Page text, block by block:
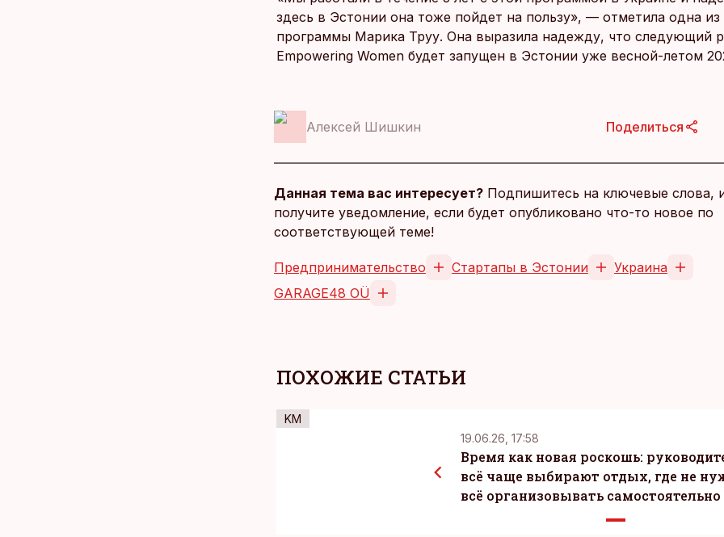
здесь в Эстонии она тоже пойдет на пользу», — отметила одна
программы Марика Труу. Она выразила надежду, что следующий
Empowering Women будет запущен в Эстонии уже весной-летом
Алексей Шишкин Поделиться
Данная тема вас интересует? Подпишитесь на ключевые слова,
получите уведомление, если будет опубликовано что-то новое по
соответствующей теме!
Предпринимательство Стартапы в Эстонии
Украина
GARAGE48 OÜ
ПОХОЖИЕ СТАТЬИ
KM
19.06.26, 17:58
Время как новая роскошь:
всё чаще выбирают отдых, где не
всё организовывать самостоятельно